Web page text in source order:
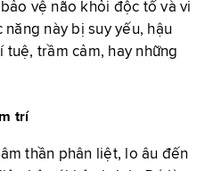
vệ não khỏi độc tố và vi
năng này bị suy yếu, hậu
trầm cảm, hay những
trí
thần phân liệt, lo âu đến